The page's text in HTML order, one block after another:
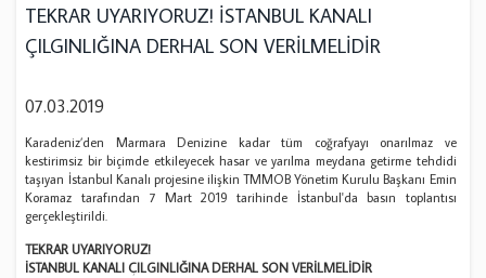
TEKRAR UYARIYORUZ! İSTANBUL KANALI
ÇILGINLIĞINA DERHAL SON VERİLMELİDİR
07.03.2019
Karadeniz’den Marmara Denizine kadar tüm coğrafyayı onarılmaz ve
kestirimsiz bir biçimde etkileyecek hasar ve yarılma meydana getirme tehdidi
taşıyan İstanbul Kanalı projesine ilişkin TMMOB Yönetim Kurulu Başkanı Emin
Koramaz tarafından 7 Mart 2019 tarihinde İstanbul'da basın toplantısı
gerçekleştirildi.
TEKRAR UYARIYORUZ!
İSTANBUL KANALI ÇILGINLIĞINA DERHAL SON VERİLMELİDİR